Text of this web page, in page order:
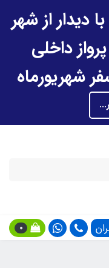
دیدار از شهر
داخلی
شهریورماه
0